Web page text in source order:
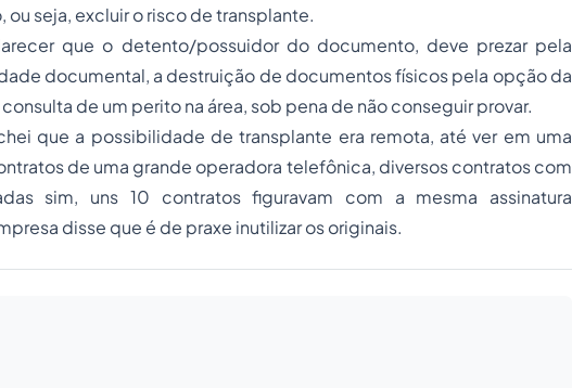
seja, excluir o risco de transplante.
que o detento/possuidor do documento, deve prezar pela
documental, a destruição de documentos físicos pela opção da
de um perito na área, sob pena de não conseguir provar.
que a possibilidade de transplante era remota, até ver em uma
de uma grande operadora telefônica, diversos contratos com
sim, uns 10 contratos figuravam com a mesma assinatura
disse que é de praxe inutilizar os originais.